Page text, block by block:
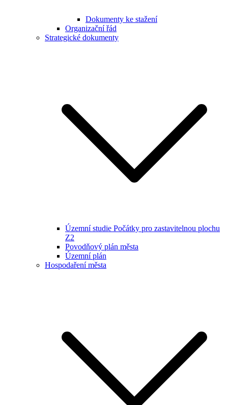
Dokumenty ke stažení
Organizační řád
Strategické dokumenty
Územní studie Počátky pro zastavitelnou plochu
Z2
Povodňový plán města
Územní plán
Hospodaření města